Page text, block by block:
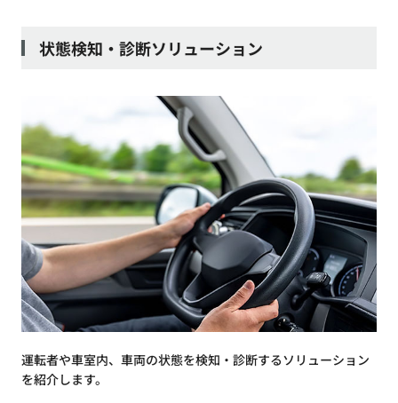
状態検知・診断ソリューション
運転者や車室内、車両の状態を検知・診断するソリューション
を紹介します。